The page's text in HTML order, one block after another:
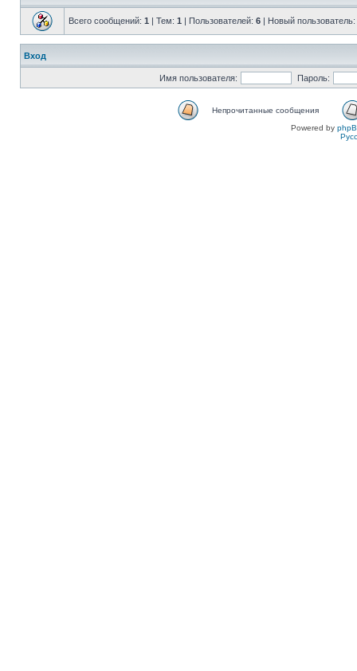
Всего сообщений: 1 | Тем: 1 | Пользователей: 6 | Новый пользователь:
Вход
Имя пользователя: Пароль:
Непрочитанные сообщения
Powered by